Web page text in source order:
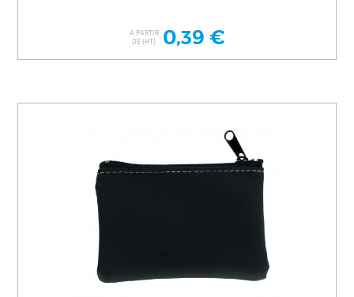
A PARTIR
DE (HT) 0,39 €